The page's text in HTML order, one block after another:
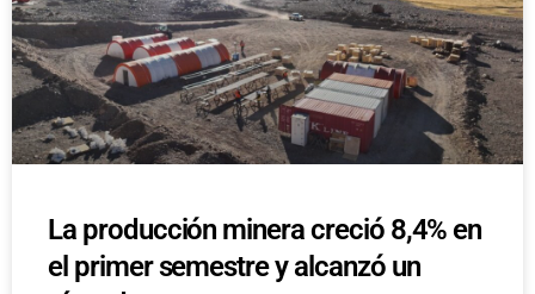
La producción minera creció 8,4% en
el primer semestre y alcanzó un